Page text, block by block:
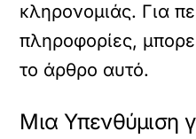
κληρονομιάς. Για
πληροφορίες,
το άρθρο αυτό.
Μια Υπενθύμιση